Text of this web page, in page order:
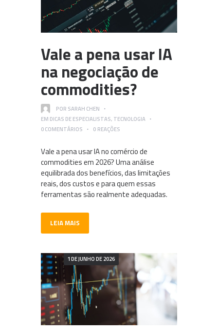
Vale a pena usar IA
na negociação de
commodities?
POR SARAH CHEN
EM DICAS DE ESPECIALISTAS, TECNOLOGIA
0COMENTÁRIOS 0 REAÇÕES
Vale a pena usar IA no comércio de
commodities em 2026? Uma análise
equilibrada dos benefícios, das limitações
reais, dos custos e para quem essas
ferramentas são realmente adequadas.
LEIA MAIS
1 DE JUNHO DE 2026